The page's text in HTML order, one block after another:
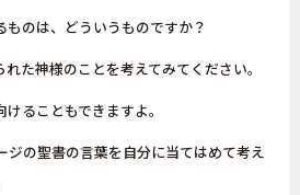
ものは、どういうものですか？
た神様のことを考えてみてください。
ることもできますよ。
ジの聖書の言葉を自分に当てはめて考え